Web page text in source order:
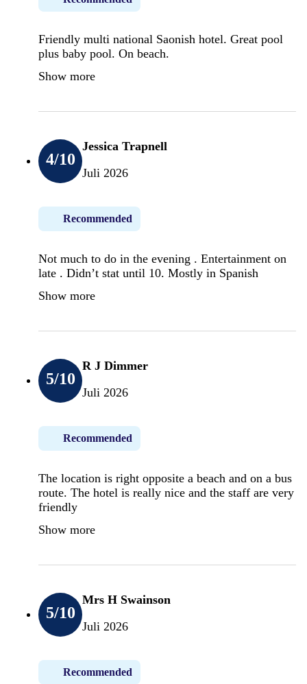
Friendly multi national Saonish hotel. Great pool
plus baby pool. On beach.
Show more
4/10
Jessica Trapnell
Juli 2026
Recommended
Not much to do in the evening . Entertainment on
late . Didn’t stat until 10. Mostly in Spanish
Show more
5/10
R J Dimmer
Juli 2026
Recommended
The location is right opposite a beach and on a bus
route. The hotel is really nice and the staff are very
friendly
Show more
5/10
Mrs H Swainson
Juli 2026
Recommended